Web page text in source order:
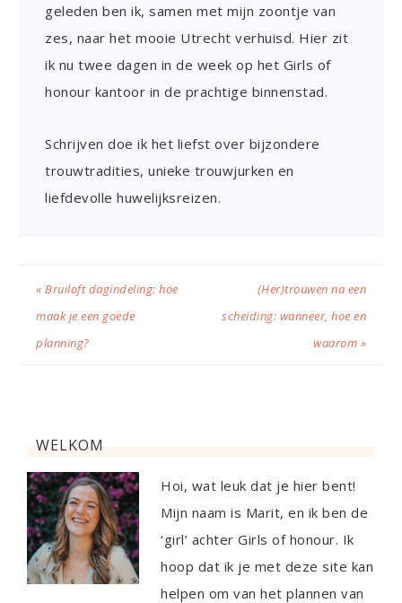
geleden ben ik, samen met mijn zoontje van
zes, naar het mooie Utrecht verhuisd. Hier zit
ik nu twee dagen in de week op het Girls of
honour kantoor in de prachtige binnenstad.
Schrijven doe ik het liefst over bijzondere
trouwtradities, unieke trouwjurken en
liefdevolle huwelijksreizen.
« Bruiloft dagindeling: hoe
maak je een goede
planning?
(Her)trouwen na een
scheiding: wanneer, hoe en
waarom »
WELKOM
Hoi, wat leuk dat je hier bent!
Mijn naam is Marit, en ik ben de
‘girl’ achter Girls of honour. Ik
hoop dat ik je met deze site kan
helpen om van het plannen van